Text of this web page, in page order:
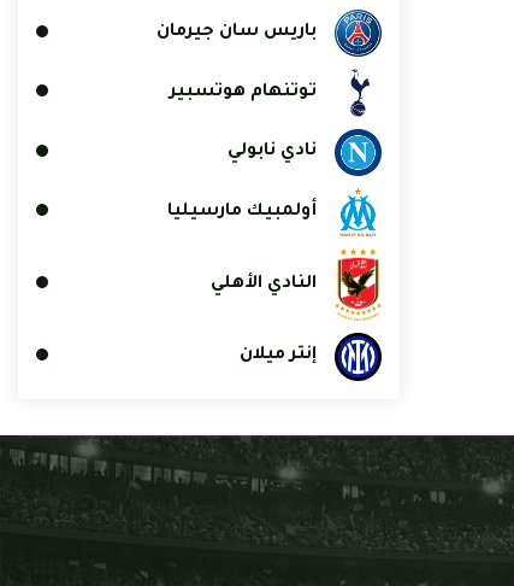
باريس سان جيرمان
توتنهام هوتسبير
نادي نابولي
أولمبيك مارسيليا
النادي الأهلي
إنتر ميلان